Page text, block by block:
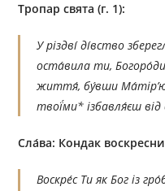
Тропар свята (г. 1):
У різдві́ ді́вство
оста́вила ти,
життя́, бу́вши
твої́ми* ізбавля́єш
Сла́ва: Кондак
Воскре́с Ти як Бог із